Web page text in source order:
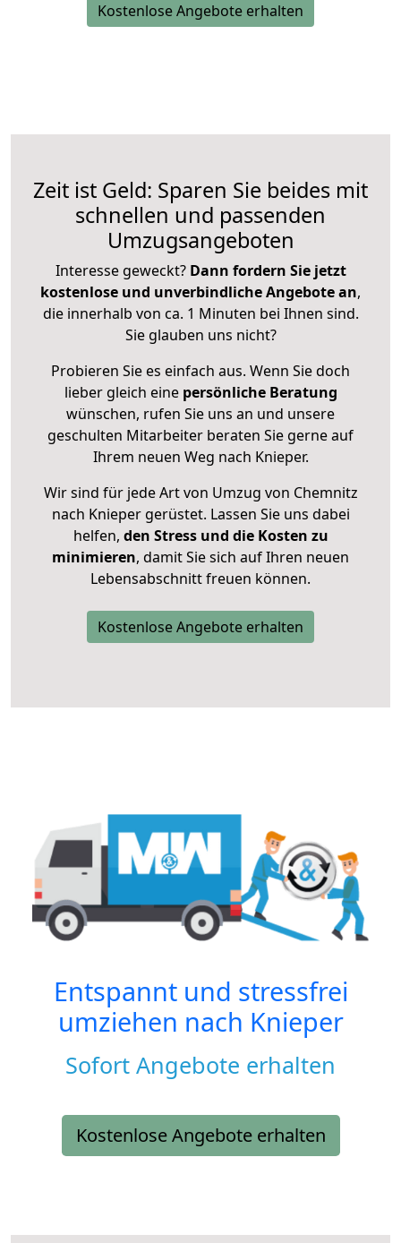
Kostenlose Angebote erhalten
Zeit ist Geld: Sparen Sie beides mit
schnellen und passenden
Umzugsangeboten
Interesse geweckt? Dann fordern Sie jetzt
kostenlose und unverbindliche Angebote an,
die innerhalb von ca. 1 Minuten bei Ihnen sind.
Sie glauben uns nicht?
Probieren Sie es einfach aus. Wenn Sie doch
lieber gleich eine persönliche Beratung
wünschen, rufen Sie uns an und unsere
geschulten Mitarbeiter beraten Sie gerne auf
Ihrem neuen Weg nach Knieper.
Wir sind für jede Art von Umzug von Chemnitz
nach Knieper gerüstet. Lassen Sie uns dabei
helfen, den Stress und die Kosten zu
minimieren, damit Sie sich auf Ihren neuen
Lebensabschnitt freuen können.
Kostenlose Angebote erhalten
Entspannt und stressfrei
umziehen nach Knieper
Sofort Angebote erhalten
Kostenlose Angebote erhalten